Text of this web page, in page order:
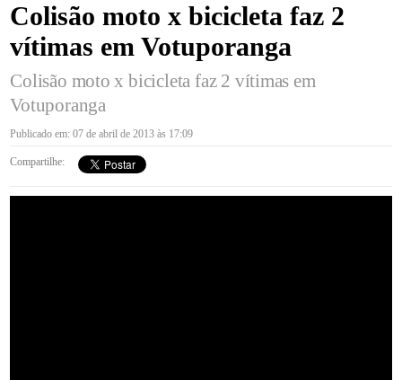
Colisão moto x bicicleta faz 2
vítimas em Votuporanga
Colisão moto x bicicleta faz 2 vítimas em
Votuporanga
Publicado em: 07 de abril de 2013 às 17:09
Compartilhe: